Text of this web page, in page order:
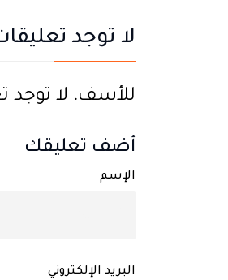
لا توجد
للأسف، لا توجد
أضف تعليقك
الإسم
البريد الإلكتروني